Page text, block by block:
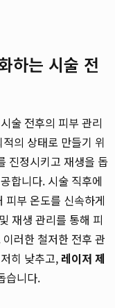
하는 시술 전
술 전후의 피부 관리
의 상태로 만들기 위
진정시키고 재생을 돕
합니다. 시술 직후에
피부 온도를 신속하게
재생 관리를 통해 피
러한 철저한 전후 관
히 낮추고, 레이저 제
습니다.